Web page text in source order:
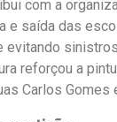
com a
e saída das
evitando
reforçou a
Carlos Gomes